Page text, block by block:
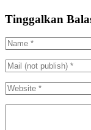
Tinggalkan